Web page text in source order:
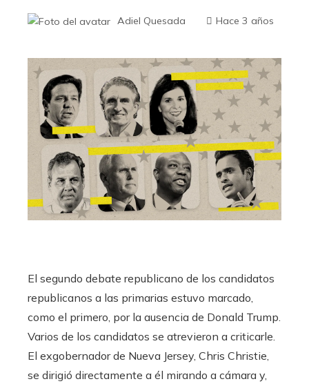
Adiel Quesada Hace 3 años
El segundo debate republicano de los candidatos
republicanos a las primarias estuvo marcado,
como el primero, por la ausencia de Donald Trump.
Varios de los candidatos se atrevieron a criticarle.
El exgobernador de Nueva Jersey, Chris Christie,
se dirigió directamente a él mirando a cámara y,